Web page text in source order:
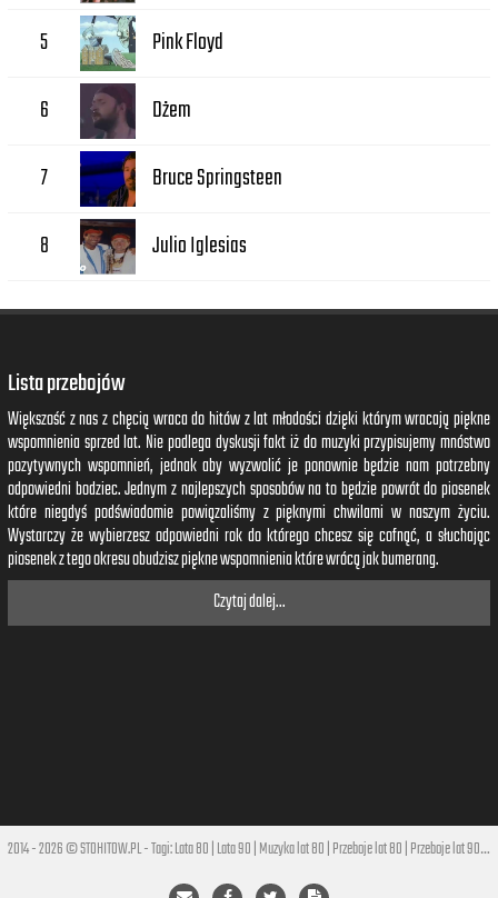
5 Pink Floyd
6 Dżem
7 Bruce Springsteen
8 Julio Iglesias
Lista przebojów
Większość z nas z chęcią wraca do hitów z lat młodości dzięki którym wracają piękne
wspomnienia sprzed lat. Nie podlega dyskusji fakt iż do muzyki przypisujemy mnóstwo
pozytywnych wspomnień, jednak aby wyzwolić je ponownie będzie nam potrzebny
odpowiedni bodziec. Jednym z najlepszych sposobów na to będzie powrót do piosenek
które niegdyś podświadomie powiązaliśmy z pięknymi chwilami w naszym życiu.
Wystarczy że wybierzesz odpowiedni rok do którego chcesz się cofnąć, a słuchając
piosenek z tego okresu obudzisz piękne wspomnienia które wrócą jak bumerang.
Czytaj dalej...
2014 - 2026 © STOHITOW.PL - Tagi:Lata 80|Lata 90|Muzyka lat 80|Przeboje lat 80|Przeboje lat 90|